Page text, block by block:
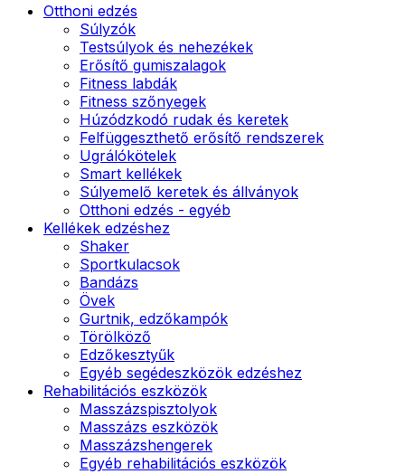
Otthoni edzés
Súlyzók
Testsúlyok és nehezékek
Erősítő gumiszalagok
Fitness labdák
Fitness szőnyegek
Húzódzkodó rudak és keretek
Felfüggeszthető erősítő rendszerek
Ugrálókötelek
Smart kellékek
Súlyemelő keretek és állványok
Otthoni edzés - egyéb
Kellékek edzéshez
Shaker
Sportkulacsok
Bandázs
Övek
Gurtnik, edzőkampók
Törölköző
Edzőkesztyűk
Egyéb segédeszközök edzéshez
Rehabilitációs eszközök
Masszázspisztolyok
Masszázs eszközök
Masszázshengerek
Egyéb rehabilitációs eszközök